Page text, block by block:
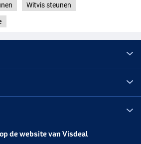
Witvis steunen
de website van Visdeal